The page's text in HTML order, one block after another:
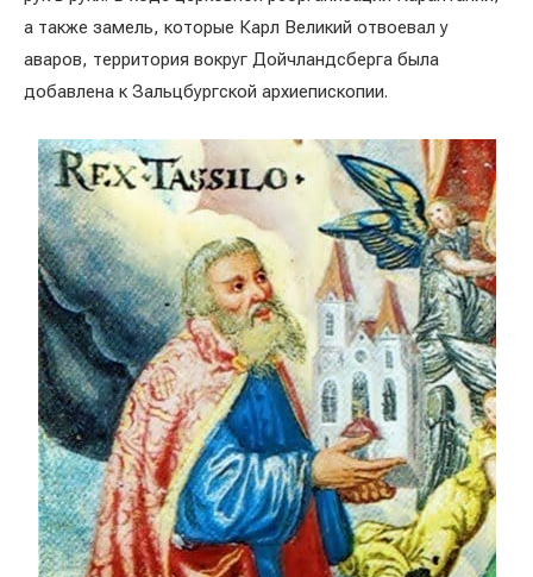
а также замель, которые Карл Великий отвоевал у
аваров, территория вокруг Дойчландсберга была
добавлена к Зальцбургской архиепископии.